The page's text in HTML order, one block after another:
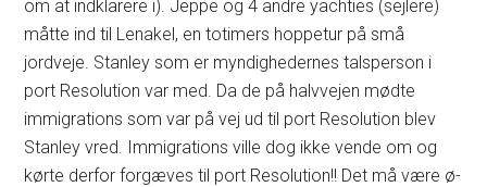
om at indklarere i). Jeppe og 4 andre yachties (sejlere)
måtte ind til Lenakel, en totimers hoppetur på små
jordveje. Stanley som er myndighedernes talsperson i
port Resolution var med. Da de på halvvejen mødte
immigrations som var på vej ud til port Resolution blev
Stanley vred. Immigrations ville dog ikke vende om og
kørte derfor forgæves til port Resolution!! Det må være ø-